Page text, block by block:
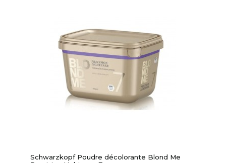
Schwarzkopf Poudre décolorante Blond Me